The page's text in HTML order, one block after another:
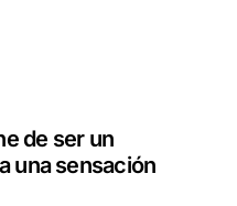
de ser un
una sensación